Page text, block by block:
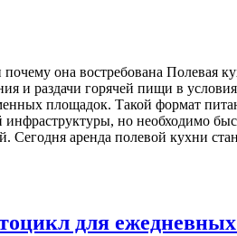
почему она востребована Полевая
и раздачи горячей пищи в
площадок. Такой формат
инфраструктуры, но необходимо
Сегодня аренда полевой кухни
для ежедневных